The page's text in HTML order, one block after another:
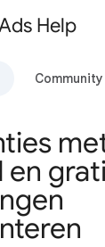
Help
Community